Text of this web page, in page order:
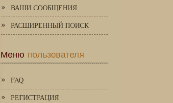
ВАШИ СООБЩЕНИЯ
РАСШИРЕННЫЙ ПОИСК
Меню пользователя
FAQ
РЕГИСТРАЦИЯ